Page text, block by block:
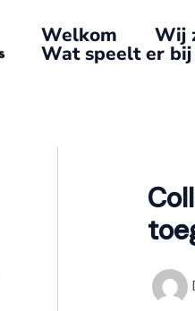
Welkom Wij
Wat speelt er bij